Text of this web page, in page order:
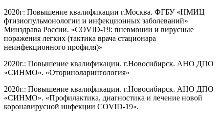
2020г: Повышение квалификации г.Москва. ФГБУ «НМИЦ
фтизиопульмонологии и инфекционных заболеваний»
Минздрава России. «COVID-19: пневмонии и вирусные
поражения легких (тактика врача стационара
неинфекционного профиля)»
2020г.: Повышение квалификации. г.Новосибирск. АНО ДПО
«СИНМО». «Оториноларингология»
2020г.: Повышение квалификации. г.Новосибирск. АНО ДПО
«СИНМО». «Профилактика, диагностика и лечение новой
коронавирусной инфекции COVID-19».